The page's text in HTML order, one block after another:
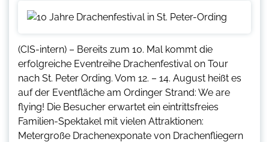
(CIS-intern) – Bereits zum 10. Mal kommt die
erfolgreiche Eventreihe Drachenfestival on Tour
nach St. Peter Ording. Vom 12. – 14. August heißt es
auf der Eventfläche am Ordinger Strand: We are
flying! Die Besucher erwartet ein eintrittsfreies
Familien-Spektakel mit vielen Attraktionen:
Metergroße Drachenexponate von Drachenfliegern